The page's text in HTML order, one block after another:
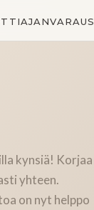
kynsiä! Korjaa
yhteen.
on nyt helppo